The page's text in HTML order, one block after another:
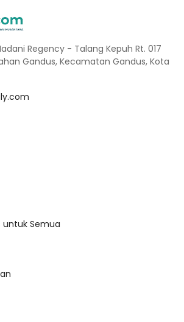
Regency - Talang Kepuh Rt. 017
Gandus, Kecamatan Gandus, Kota
untuk Semua